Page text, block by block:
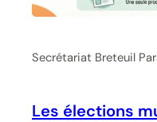
Secrétariat Breteuil
Les élections